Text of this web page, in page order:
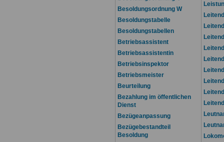
Besoldungsordnung W
Besoldungstabelle
Besoldungstabellen
Betriebsassistent
Betriebsassistentin
Betriebsinspektor
Betriebsmeister
Beurteilung
Bezahlung im öffentlichen
Dienst
Bezügeanpassung
Bezügebestandteil
Besoldung